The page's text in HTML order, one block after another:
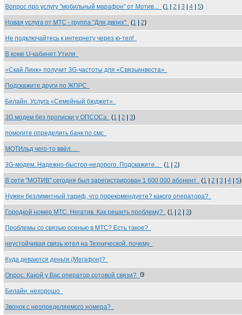
Вопрос про услугу "мобильный марафон" от Мотив... (1 2 3 4 5)
Новая услуга от МТС - группа "Для двоих" (1 2)
Не подключайтесь к интернету через ю-тел!
В кoме U-кабинет Утиля
«Скай Линк» получит 3G-частоты для «Связьинвеста»
Подскажите други по ЖПРС
Билайн. Услуга «Семейный бюджет»
3G модем без прописки у ОПСОСа (1 2 3)
помогите определить банк по смс
МОТИльд чего-то ввёл…
3G-модем. Надежно-быстро-недорого. Подскажите... (1 2)
В сети "МОТИВ" сегодня был зарегистрирован 1 600 000 абонент (1 2 3 4 5)
Нужен безлимитный тариф, что порекомендуете? какого оператора?
Городкой номер МТС. Негатив. Как решить проблему? (1 2 3)
Проблемы со связью осенью в МТС? Есть такое?
неустойчивая связь ютел на Технической. почему
Куда деваются деньги (Мегафон)?
Опрос: Какой у Вас оператор сотовой связи?
Билайн. нехорошо
Звонок с неопределяемого номера?